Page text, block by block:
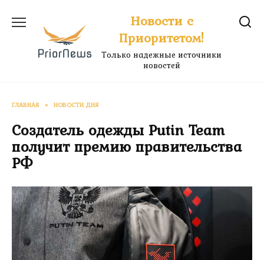
содержанию
Новости с
Приоритетом!
Только надежные источники
новостей
ГЛАВНАЯ » НОВОСТИ ДНЯ
Создатель одежды Putin Team
получит премию правительства
РФ